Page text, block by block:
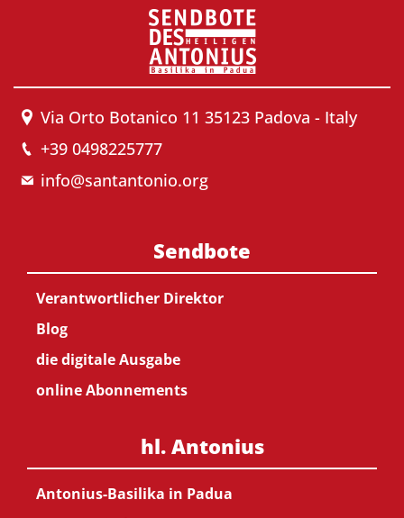
Via Orto Botanico 11 35123 Padova - Italy
+39 0498225777
info@santantonio.org
Sendbote
Verantwortlicher Direktor
Blog
die digitale Ausgabe
online Abonnements
hl. Antonius
Antonius-Basilika in Padua